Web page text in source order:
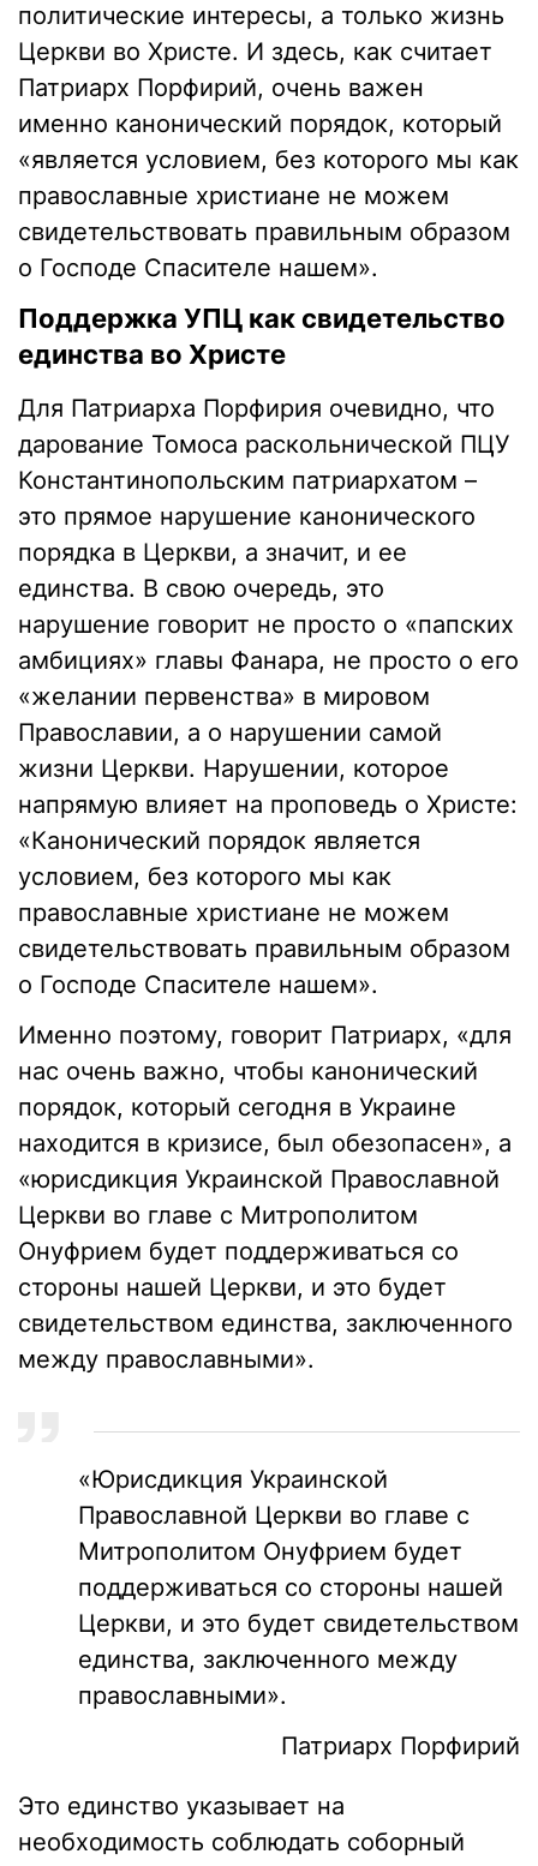
политические интересы, а только жизнь
Церкви во Христе. И здесь, как считает
Патриарх Порфирий, очень важен
именно канонический порядок, который
«является условием, без которого мы как
православные христиане не можем
свидетельствовать правильным образом
о Господе Спасителе нашем».
Поддержка УПЦ как свидетельство
единства во Христе
Для Патриарха Порфирия очевидно, что
дарование Томоса раскольнической ПЦУ
Константинопольским патриархатом –
это прямое нарушение канонического
порядка в Церкви, а значит, и ее
единства. В свою очередь, это
нарушение говорит не просто о «папских
амбициях» главы Фанара, не просто о его
«желании первенства» в мировом
Православии, а о нарушении самой
жизни Церкви. Нарушении, которое
напрямую влияет на проповедь о Христе:
«Канонический порядок является
условием, без которого мы как
православные христиане не можем
свидетельствовать правильным образом
о Господе Спасителе нашем».
Именно поэтому, говорит Патриарх, «для
нас очень важно, чтобы канонический
порядок, который сегодня в Украине
находится в кризисе, был обезопасен», а
«юрисдикция Украинской Православной
Церкви во главе с Митрополитом
Онуфрием будет поддерживаться со
стороны нашей Церкви, и это будет
свидетельством единства, заключенного
между православными».
«Юрисдикция Украинской
Православной Церкви во главе с
Митрополитом Онуфрием будет
поддерживаться со стороны нашей
Церкви, и это будет свидетельством
единства, заключенного между
православными».
Патриарх Порфирий
Это единство указывает на
необходимость соблюдать соборный